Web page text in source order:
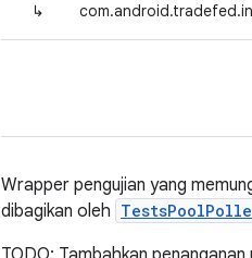
↳
Wrapper pengujian yang
dibagikan oleh